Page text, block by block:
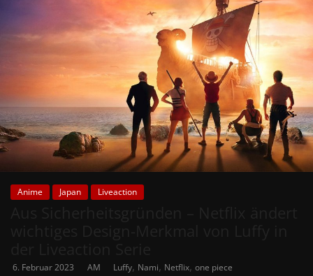
Anime Japan Liveaction
6. Februar 2023 AM Luffy, Nami, Netflix, one piece